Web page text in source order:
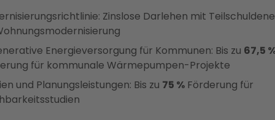
Zinslose Darlehen mit
Energieversorgung für Kommunen: Bis zu 67,5
für kommunale Wärmepumpen-Projekte
und Planungsleistungen: Bis zu 75 % Förderung für